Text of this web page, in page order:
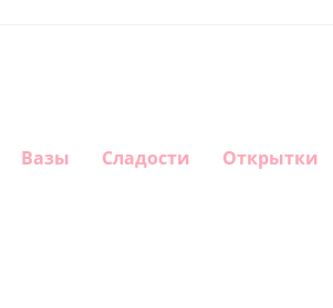
Вазы Сладости Открытки